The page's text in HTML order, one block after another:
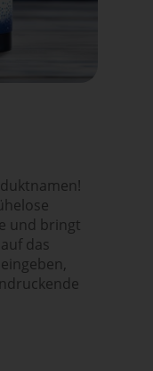
und bringt
das